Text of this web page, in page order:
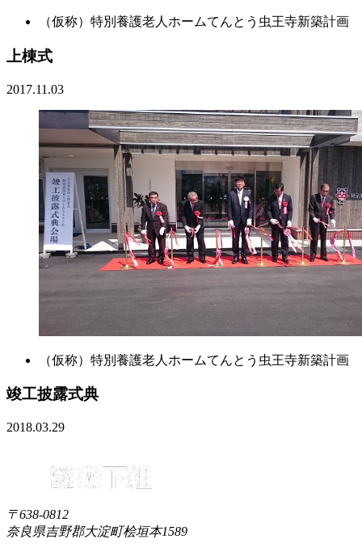
（仮称）特別養護老人ホームてんとう虫王寺新築計画
上棟式
2017.11.03
（仮称）特別養護老人ホームてんとう虫王寺新築計画
竣工披露式典
2018.03.29
〒638-0812
奈良県吉野郡大淀町桧垣本1589